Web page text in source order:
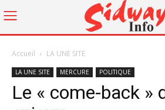
Accueil LA UNE SITE
LA UNE SITE MERCURE POLITIQUE
Le « come-back »